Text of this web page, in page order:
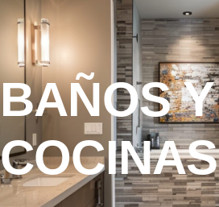
BAÑOS Y
COCINAS